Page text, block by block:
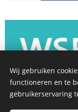
Wij gebruiken
functioneren en te
gebruikerservaring